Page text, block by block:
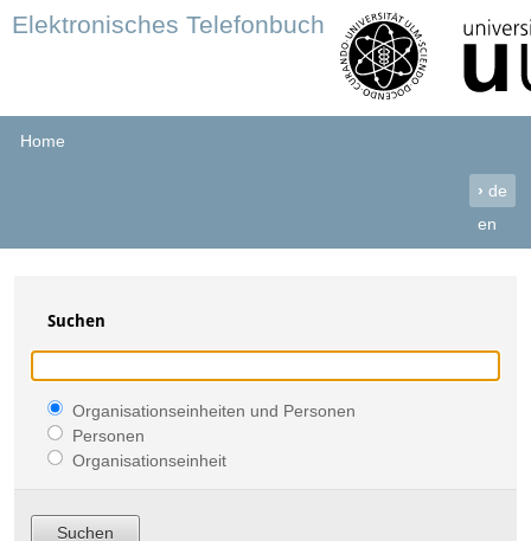
Elektronisches Telefonbuch
Home
› de
en
Suchen
Organisationseinheiten und Personen
Personen
Organisationseinheit